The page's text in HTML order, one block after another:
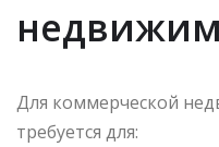
Для коммерческой
требуется для: